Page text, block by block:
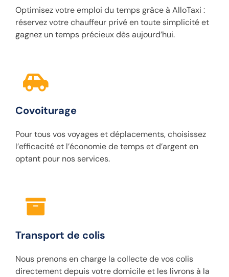
Optimisez votre emploi du temps grâce à AlloTaxi :
réservez votre chauffeur privé en toute simplicité et
gagnez un temps précieux dès aujourd’hui.
Covoiturage
Pour tous vos voyages et déplacements, choisissez
l’efficacité et l’économie de temps et d’argent en
optant pour nos services.
Transport de colis
Nous prenons en charge la collecte de vos colis
directement depuis votre domicile et les livrons à la